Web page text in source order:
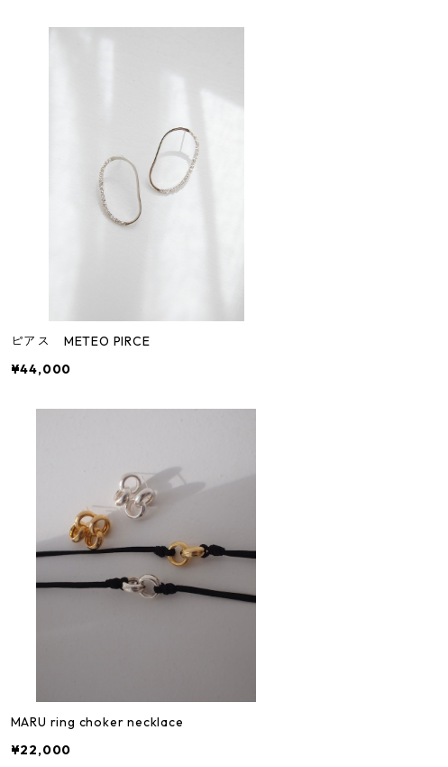
ピアス METEO PIRCE
¥44,000
MARU ring choker necklace
¥22,000